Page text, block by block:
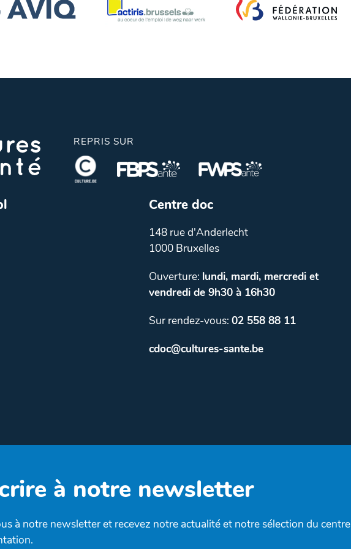
REPRIS SUR
Centre doc
148 rue d'Anderlecht
1000 Bruxelles
Ouverture: lundi, mardi, mercredi et
vendredi de 9h30 à 16h30
Sur rendez-vous: 02 558 88 11
cdoc@cultures-sante.be
à notre newsletter
à notre newsletter et recevez notre actualité et notre sélection du centre